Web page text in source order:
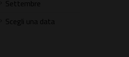
Settembre
Scegli una data